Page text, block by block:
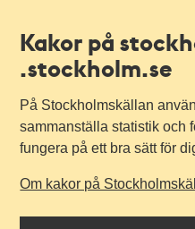
Kakor på
.stockholm.se
På Stockholmskällan
sammanställa statistik och
fungera på ett bra sätt för
Om kakor på